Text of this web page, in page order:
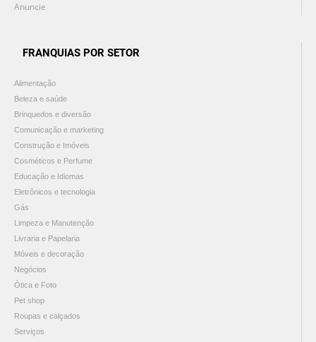
Anuncie
FRANQUIAS POR SETOR
Alimentação
Beleza e saúde
Brinquedos e diversão
Comunicação e marketing
Construção e Imóveis
Cosméticos e Perfume
Educação e Idiomas
Eletrônicos e tecnologia
Gás
Limpeza e Manutenção
Livraria e Papelaria
Móveis e decoração
Negócios
Ótica e Foto
Pet shop
Roupas e calçados
Serviços